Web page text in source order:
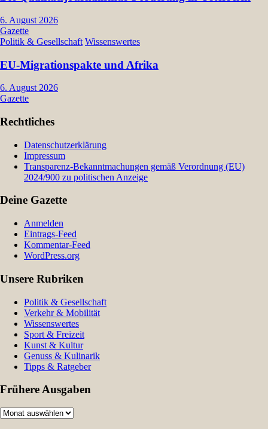
6. August 2026
Gazette
Politik & Gesellschaft Wissenswertes
EU-Migrationspakte und Afrika
6. August 2026
Gazette
Rechtliches
Datenschutzerklärung
Impressum
Transparenz-Bekanntmachungen gemäß Verordnung (EU)
2024/900 zu politischen Anzeige
Deine Gazette
Anmelden
Eintrags-Feed
Kommentar-Feed
WordPress.org
Unsere Rubriken
Politik & Gesellschaft
Verkehr & Mobilität
Wissenswertes
Sport & Freizeit
Kunst & Kultur
Genuss & Kulinarik
Tipps & Ratgeber
Frühere Ausgaben
Frühere